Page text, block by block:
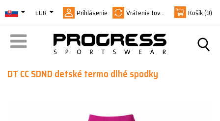
EUR Prihlásenie Vrátenie tovaru Košík(0)
DT CC SDND detské termo dlhé spodky